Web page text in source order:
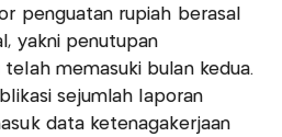
penguatan rupiah berasal
yakni penutupan
memasuki bulan kedua.
sejumlah laporan
data ketenagakerjaan